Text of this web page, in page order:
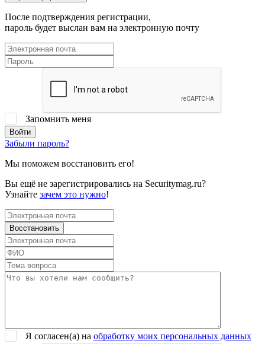
После подтверждения регистрации,
пароль будет выслан вам на электронную почту
Запомнить меня
Забыли пароль?
Мы поможем восстановить его!
Вы ещё не зарегистрировались на Securitymag.ru?
Узнайте зачем это нужно!
Я согласен(a) на обработку моих персональных данных